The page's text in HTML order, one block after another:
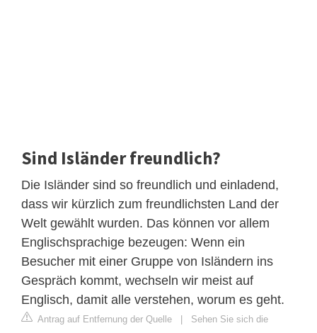
Sind Isländer freundlich?
Die Isländer sind so freundlich und einladend,
dass wir kürzlich zum freundlichsten Land der
Welt gewählt wurden. Das können vor allem
Englischsprachige bezeugen: Wenn ein
Besucher mit einer Gruppe von Isländern ins
Gespräch kommt, wechseln wir meist auf
Englisch, damit alle verstehen, worum es geht.
Antrag auf Entfernung der Quelle | Sehen Sie sich die